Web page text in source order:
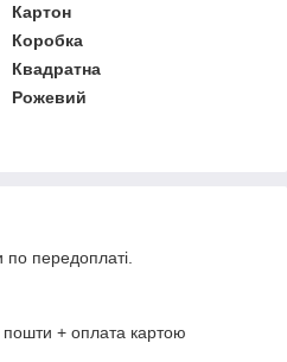
Картон
Коробка
Квадратна
Рожевий
по передоплаті.
пошти + оплата картою